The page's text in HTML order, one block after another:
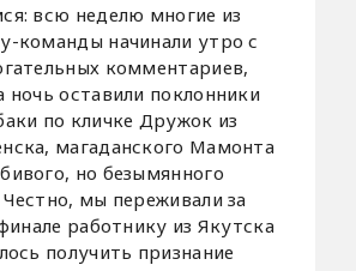
всю неделю многие из
команды начинали утро с
комментариев,
ночь оставили поклонники
по кличке Дружок из
магаданского Мамонта
но безымянного
мы переживали за
работнику из Якутска
получить признание